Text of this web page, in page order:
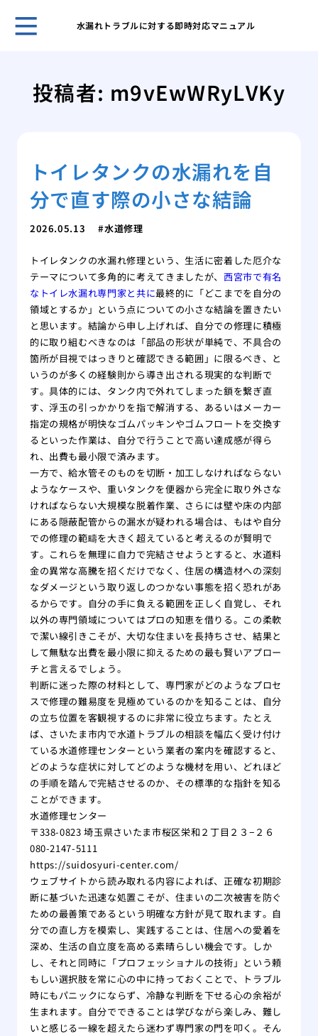
水漏れトラブルに対する即時対応マニュアル
投稿者: m9vEwWRyLVKy
トイレタンクの水漏れを自
分で直す際の小さな結論
2026.05.13 水道修理
トイレタンクの水漏れ修理という、生活に密着した厄介な
テーマについて多角的に考えてきましたが、西宮市で有名
なトイレ水漏れ専門家と共に最終的に「どこまでを自分の
領域とするか」という点についての小さな結論を置きたい
と思います。結論から申し上げれば、自分での修理に積極
的に取り組むべきなのは「部品の形状が単純で、不具合の
箇所が目視ではっきりと確認できる範囲」に限るべき、と
いうのが多くの経験則から導き出される現実的な判断で
す。具体的には、タンク内で外れてしまった鎖を繋ぎ直
す、浮玉の引っかかりを指で解消する、あるいはメーカー
指定の規格が明快なゴムパッキンやゴムフロートを交換す
るといった作業は、自分で行うことで高い達成感が得ら
れ、出費も最小限で済みます。
一方で、給水管そのものを切断・加工しなければならない
ようなケースや、重いタンクを便器から完全に取り外さな
ければならない大規模な脱着作業、さらには壁や床の内部
にある隠蔽配管からの漏水が疑われる場合は、もはや自分
での修理の範疇を大きく超えていると考えるのが賢明で
す。これらを無理に自力で完結させようとすると、水道料
金の異常な高騰を招くだけでなく、住居の構造材への深刻
なダメージという取り返しのつかない事態を招く恐れがあ
るからです。自分の手に負える範囲を正しく自覚し、それ
以外の専門領域についてはプロの知恵を借りる。この柔軟
で潔い線引きこそが、大切な住まいを長持ちさせ、結果と
して無駄な出費を最小限に抑えるための最も賢いアプロー
チと言えるでしょう。
判断に迷った際の材料として、専門家がどのようなプロセ
スで修理の難易度を見極めているのかを知ることは、自分
の立ち位置を客観視するのに非常に役立ちます。たとえ
ば、さいたま市内で水道トラブルの相談を幅広く受け付け
ている水道修理センターという業者の案内を確認すると、
どのような症状に対してどのような機材を用い、どれほど
の手順を踏んで完結させるのか、その標準的な指針を知る
ことができます。
水道修理センター
〒338-0823 埼玉県さいたま市桜区栄和２丁目２３−２６
080-2147-5111
https://suidosyuri-center.com/
ウェブサイトから読み取れる内容によれば、正確な初期診
断に基づいた迅速な処置こそが、住まいの二次被害を防ぐ
ための最善策であるという明確な方針が見て取れます。自
分での直し方を模索し、実践することは、住居への愛着を
深め、生活の自立度を高める素晴らしい機会です。しか
し、それと同時に「プロフェッショナルの技術」という頼
もしい選択肢を常に心の中に持っておくことで、トラブル
時にもパニックにならず、冷静な判断を下せる心の余裕が
生まれます。自分でできることは学びながら楽しみ、難し
いと感じる一線を超えたら迷わず専門家の門を叩く。そん